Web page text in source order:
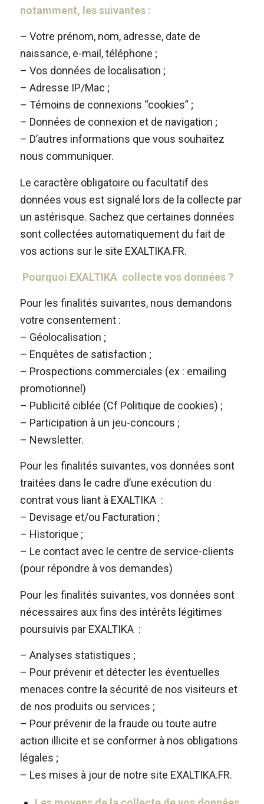
notamment, les suivantes :
– Votre prénom, nom, adresse, date de
naissance, e-mail, téléphone ;
– Vos données de localisation ;
– Adresse IP/Mac ;
– Témoins de connexions “cookies” ;
– Données de connexion et de navigation ;
– D’autres informations que vous souhaitez
nous communiquer.
Le caractère obligatoire ou facultatif des
données vous est signalé lors de la collecte par
un astérisque. Sachez que certaines données
sont collectées automatiquement du fait de
vos actions sur le site EXALTIKA.FR.
Pourquoi EXALTIKA collecte vos données ?
Pour les finalités suivantes, nous demandons
votre consentement :
– Géolocalisation ;
– Enquêtes de satisfaction ;
– Prospections commerciales (ex : emailing
promotionnel)
– Publicité ciblée (Cf Politique de cookies) ;
– Participation à un jeu-concours ;
– Newsletter.
Pour les finalités suivantes, vos données sont
traitées dans le cadre d’une exécution du
contrat vous liant à EXALTIKA :
– Devisage et/ou Facturation ;
– Historique ;
– Le contact avec le centre de service-clients
(pour répondre à vos demandes)
Pour les finalités suivantes, vos données sont
nécessaires aux fins des intérêts légitimes
poursuivis par EXALTIKA :
– Analyses statistiques ;
– Pour prévenir et détecter les éventuelles
menaces contre la sécurité de nos visiteurs et
de nos produits ou services ;
– Pour prévenir de la fraude ou toute autre
action illicite et se conformer à nos obligations
légales ;
– Les mises à jour de notre site EXALTIKA.FR.